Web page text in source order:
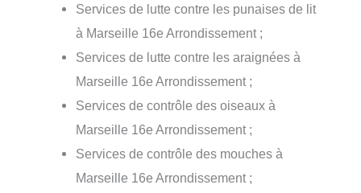
Services de lutte contre les punaises de lit
à Marseille 16e Arrondissement ;
Services de lutte contre les araignées à
Marseille 16e Arrondissement ;
Services de contrôle des oiseaux à
Marseille 16e Arrondissement ;
Services de contrôle des mouches à
Marseille 16e Arrondissement ;